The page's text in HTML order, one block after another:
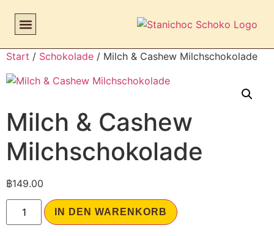
Start / Schokolade / Milch & Cashew Milchschokolade
Milch & Cashew
Milchschokolade
฿149.00
IN DEN WARENKORB